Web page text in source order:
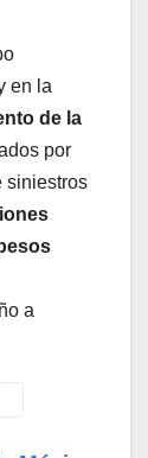
en la
de la
por
siniestros
a